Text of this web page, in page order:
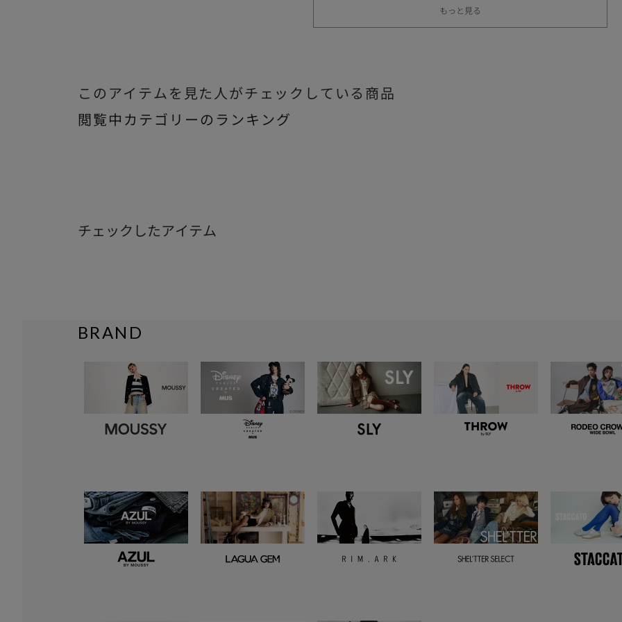
もっと見る
このアイテムを見た人がチェックしている商品
閲覧中カテゴリーのランキング
チェックしたアイテム
BRAND